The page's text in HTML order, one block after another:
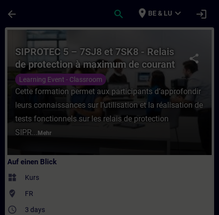
arrow_back search place BE & LU expand_more login
Kurs - SIPROTEC 5 – 7SJ8 et 7SK8 -
share
SIPROTEC 5 – 7SJ8 et 7SK8 - Relais
de protection à maximum de courant
et protection moteur
Learning Event - Classroom
Cette formation permet aux participants d’approfondir
leurs connaissances sur l’utilisation et la réalisation de
tests fonctionnels sur les relais de protection
SIPR... Mehr
Auf einen Blick
widgets Kurs
where_to_vote FR
access_time 3 days